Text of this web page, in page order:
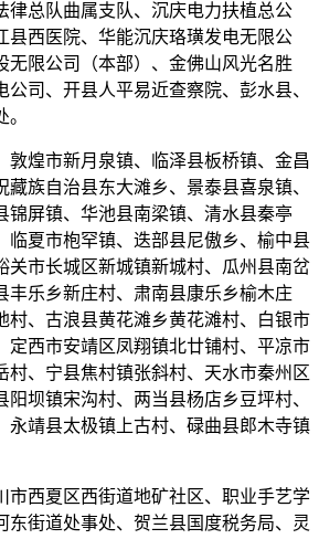
律总队曲属支队、沉庆电力扶植总公
县西医院、华能沉庆珞璜发电无限公
无限公司（本部）、金佛山风光名胜
公司、开县人平易近查察院、彭水县、
煌市新月泉镇、临泽县板桥镇、金昌
族自治县东大滩乡、景泰县喜泉镇、
锦屏镇、华池县南梁镇、清水县秦亭
临夏市枹罕镇、迭部县尼傲乡、榆中县
关市长城区新城镇新城村、瓜州县南岔
丰乐乡新庄村、肃南县康乐乡榆木庄
村、古浪县黄花滩乡黄花滩村、白银市
定西市安靖区凤翔镇北廿铺村、平凉市
村、宁县焦村镇张斜村、天水市秦州区
阳坝镇宋沟村、两当县杨店乡豆坪村、
永靖县太极镇上古村、碌曲县郎木寺镇
西夏区西街道地矿社区、职业手艺学
东街道处事处、贺兰县国度税务局、灵